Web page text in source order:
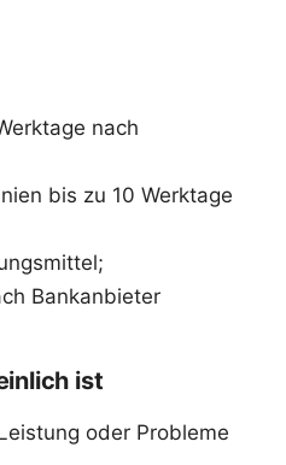
nach
bis zu 10 Werktage
Bankanbieter
ist
oder Probleme